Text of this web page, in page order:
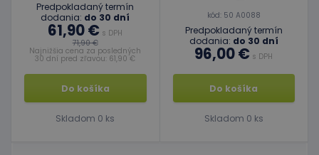
Predpokladaný termín
dodania: do 30 dní
61,90 € s DPH
71,90 €
Najnižšia cena za posledných
30 dní pred zľavou: 61,90 €
Do košíka
Skladom 0 ks
kód: 50 A0088
Predpokladaný termín
dodania: do 30 dní
96,00 € s DPH
Do košíka
Skladom 0 ks